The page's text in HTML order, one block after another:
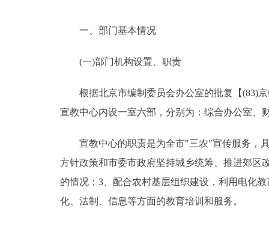
一、部门基本情况
(一)部门机构设置、职责
根据北京市编制委员会办公室的批复【(83)京
宣教中心内设一室六部，分别为：综合办公室、
宣教中心的职责是为全市"三农"宣传服务，具
方针政策和市委市政府坚持城乡统筹、推进郊区
的情况；3、配合农村基层组织建设，利用电化
化、法制、信息等方面的教育培训和服务。